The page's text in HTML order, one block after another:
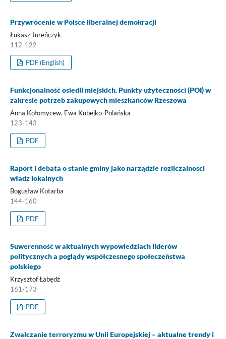
Przywrócenie w Polsce liberalnej demokracji
Łukasz Jureńczyk
112-122
PDF (English)
Funkcjonalność osiedli miejskich. Punkty użyteczności (POI) w
zakresie potrzeb zakupowych mieszkańców Rzeszowa
Anna Kołomycew, Ewa Kubejko-Polańska
123-143
PDF
Raport i debata o stanie gminy jako narządzie rozliczalności
władz lokalnych
Bogusław Kotarba
144-160
PDF
Suwerenność w aktualnych wypowiedziach liderów
politycznych a poglądy współczesnego społeczeństwa
polskiego
Krzysztof Łabędź
161-173
PDF
Zwalczanie terroryzmu w Unii Europejskiej – aktualne trendy i